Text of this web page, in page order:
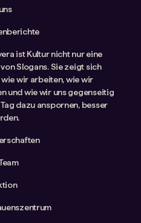
ist Kultur nicht nur eine
von Slogans. Sie zeigt sich
wie wir arbeiten, wie wir
und wie wir uns gegenseitig
dazu anspornen, besser